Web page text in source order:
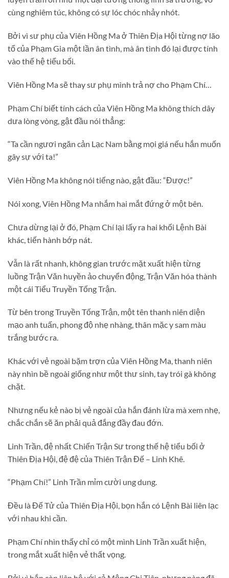
cùng nghiêm túc, không có sự lóc chóc nhảy nhót.
Bởi vì sư phụ của Viên Hồng Ma ở Thiên Địa Hội từng nợ lão
tổ của Phạm Gia một lần ân tình, mà ân tình đó lại được tính
vào thế hệ tiểu bối.
Viên Hồng Ma sẽ thay sư phụ mình trả nợ cho Phạm Chí…
Phạm Chí biết tính cách của Viên Hồng Ma không thích dây
dưa lòng vòng, gật đầu nói thẳng:
“Ta cần ngươi ngăn cản Lạc Nam bằng mọi giá nếu hắn muốn
gây sự với ta!”
Viên Hồng Ma không nói tiếng nào, gật đầu: “Được!”
Nói xong, Viên Hồng Ma nhắm hai mắt đứng ở một bên.
Chưa dừng lại ở đó, Phạm Chí lại lấy ra hai khối Lệnh Bài
khác, tiến hành bớp nát.
Vẫn là rất nhanh, không gian trước mặt xuất hiện từng
luồng Trận Văn huyền ảo chuyển động, Trận Văn hóa thành
một cái Tiểu Truyền Tống Trận.
Từ bên trong Truyền Tống Trận, một tên thanh niên diện
mạo anh tuấn, phong độ nhẹ nhàng, thân mặc y sam màu
trắng bước ra.
Khác với vẻ ngoài bặm trợn của Viên Hồng Ma, thanh niên
này nhìn bề ngoài giống như một thư sinh, tay trói gà không
chặt.
Nhưng nếu kẻ nào bị vẻ ngoài của hắn đánh lừa mà xem nhẹ,
chắc chắn sẽ ăn phải quả đắng đầy đau đớn.
Linh Trần, đệ nhất Chiến Trận Sư trong thế hệ tiểu bối ở
Thiên Địa Hội, đệ đệ của Thiên Trận Đế – Linh Khê.
“Phạm Chí!” Linh Trần mỉm cười ung dung.
Đều là Đế Tử của Thiên Địa Hội, bọn hắn có Lệnh Bài liên lạc
với nhau khi cần.
Phạm Chí nhìn thấy chỉ có một mình Linh Trần xuất hiện,
trong mắt xuất hiện vẻ thất vọng.